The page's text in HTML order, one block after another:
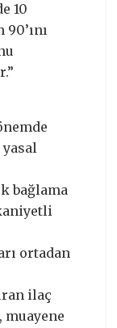
10
yasal
bağlama
ortadan
ilaç
muayene